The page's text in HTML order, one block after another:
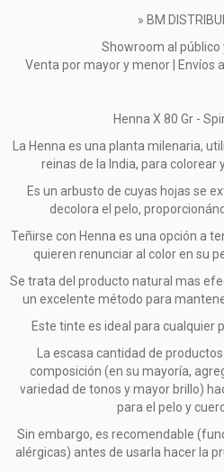
» BM
Showroom al público
Venta por mayor y menor | Envíos
Henna X 80 Gr -
La Henna es una planta milenaria,
reinas de la India, para colorear
Es un arbusto de cuyas hojas se
decolora el pelo,
Teñirse con Henna es una opción a
quieren renunciar al color en su
Se trata del producto natural mas
un excelente método para
Este tinte es ideal para cualquier
La escasa cantidad de
composición (en su mayoría,
variedad de tonos y mayor brillo)
para el pelo y
Sin embargo, es recomendable
alérgicas) antes de usarla hacer la